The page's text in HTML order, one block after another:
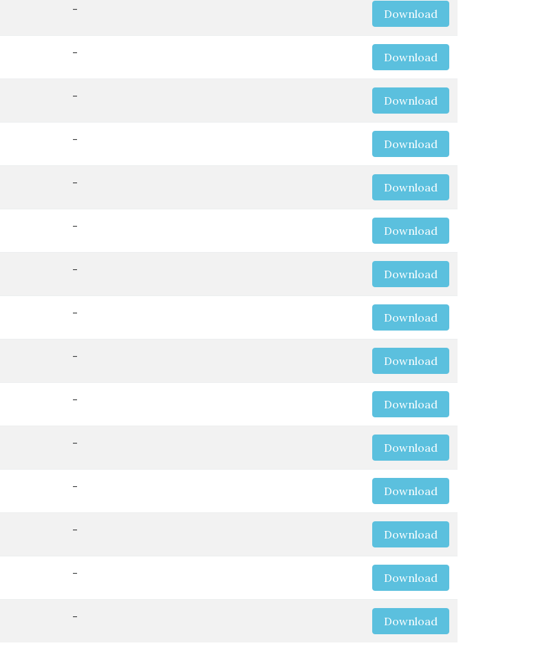
- Download
- Download
- Download
- Download
- Download
- Download
- Download
- Download
- Download
- Download
- Download
- Download
- Download
- Download
- Download